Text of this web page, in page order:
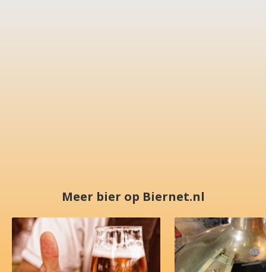
Meer bier op Biernet.nl